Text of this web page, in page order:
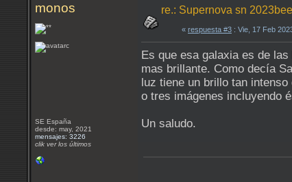
monos
SE España
desde: may, 2021
mensajes: 3226
clik ver los últimos
re.: Supernova sn
« respuesta #3 : Vie, 17 Feb
Es que esa galaxia es de
mas brillante. Como decía
luz tiene un brillo tan
o tres imágenes incluyendo
Un saludo.